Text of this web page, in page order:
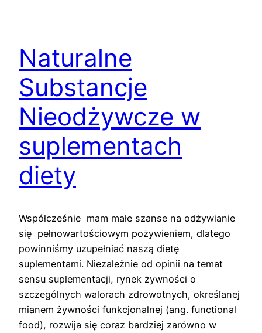
Naturalne
Substancje
Nieodżywcze w
suplementach
diety
Współcześnie mam małe szanse na odżywianie
się pełnowartościowym pożywieniem, dlatego
powinniśmy uzupełniać naszą dietę
suplementami. Niezależnie od opinii na temat
sensu suplementacji, rynek żywności o
szczególnych walorach zdrowotnych, określanej
mianem żywności funkcjonalnej (ang. functional
food), rozwija się coraz bardziej zarówno w